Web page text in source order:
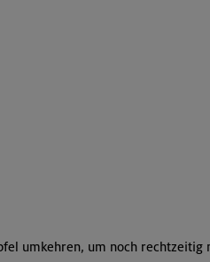
umkehren, um noch rechtzeitig